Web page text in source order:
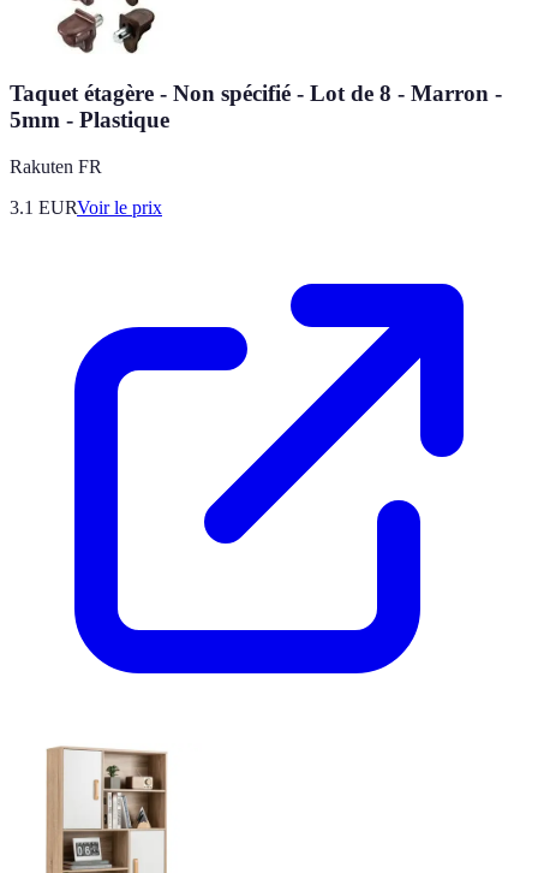
Taquet étagère - Non spécifié - Lot de 8 - Marron -
5mm - Plastique
Rakuten FR
3.1 EURVoir le prix